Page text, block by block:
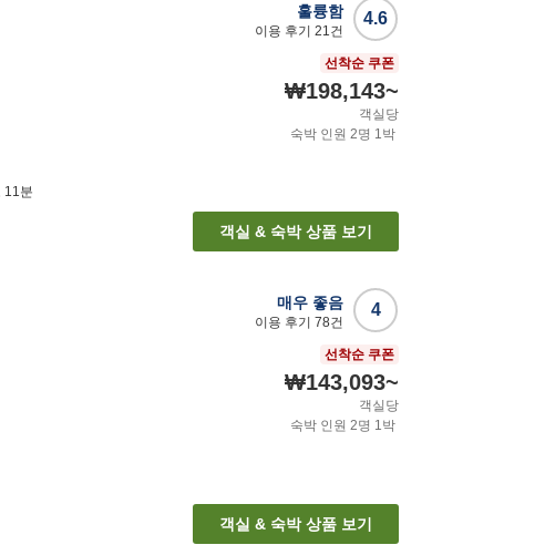
11 분
4.6
훌륭함
이용 후기 21 건
선착순 쿠폰
₩198,143~
객실당
숙박 인원 2명 1 박
객실 & 숙박 상품 보기
4
매우 좋음
이용 후기 78건
선착순 쿠폰
₩143,093~
객실당
숙박 인원 2명 1 박
객실 & 숙박 상품 보기